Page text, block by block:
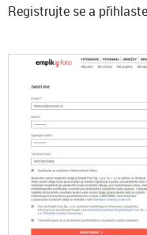
Registrujte se a